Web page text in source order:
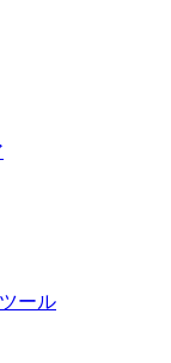
ール